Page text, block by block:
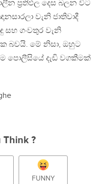
ප්‍රතිඵල දෙස බලන විට
වැනි ජාතිවාදී
ගංවතුර වැනි
බවයි. මේ නිසා, ඔහුට
පොලීසියේ දැඩි වගකීමක්
Think ?
FUNNY